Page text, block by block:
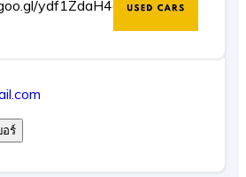
ydf1ZdaH4duBgfHcA?
เบอร์